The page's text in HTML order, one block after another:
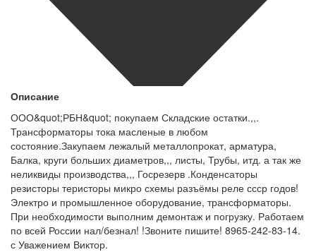
Описание
ООО&quot;РБН&quot; покупаем Складские остатки.,,.
Трансформаторы тока масленые в любом
состояние.Закупаем лежалый металлопрокат, арматура,
Балка, круги больших диаметров,,, листы, Трубы, итд. а так же
неликвиды производства,,, Госрезерв .Конденсаторы
резисторы теристоры микро схемы разъёмы реле ссср годов!
Электро и промышленное оборудование, трансформаторы.
При необходимости выполним демонтаж и погрузку. Работаем
по всей России нал/безнал! !Звоните пишите! 8965-242-83-14.
с Уважением Виктор.